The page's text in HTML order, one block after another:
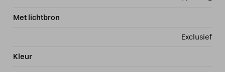
Met lichtbron
Exclusief
Kleur